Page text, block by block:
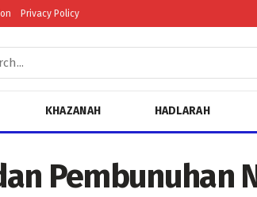
Privacy Policy
KHAZANAH HADLARAH
Pembunuhan